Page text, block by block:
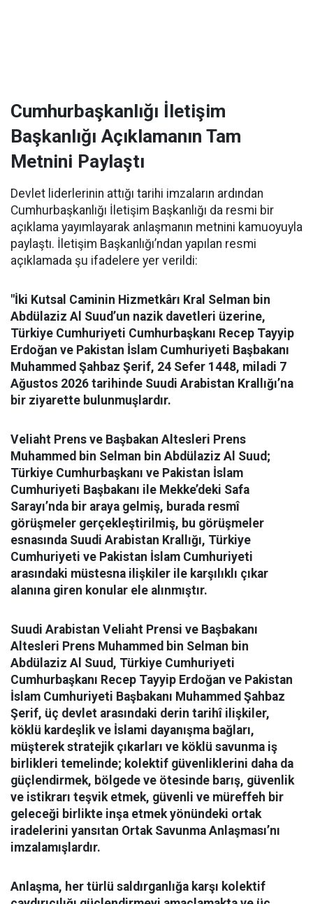
Cumhurbaşkanlığı İletişim
Başkanlığı Açıklamanın Tam
Metnini Paylaştı
Devlet liderlerinin attığı tarihi imzaların ardından
Cumhurbaşkanlığı İletişim Başkanlığı da resmi bir
açıklama yayımlayarak anlaşmanın metnini kamuoyuyla
paylaştı. İletişim Başkanlığı’ndan yapılan resmi
açıklamada şu ifadelere yer verildi:
"İki Kutsal Caminin Hizmetkârı Kral Selman bin
Abdülaziz Al Suud’un nazik davetleri üzerine,
Türkiye Cumhuriyeti Cumhurbaşkanı Recep Tayyip
Erdoğan ve Pakistan İslam Cumhuriyeti Başbakanı
Muhammed Şahbaz Şerif, 24 Sefer 1448, miladi 7
Ağustos 2026 tarihinde Suudi Arabistan Krallığı’na
bir ziyarette bulunmuşlardır.
Veliaht Prens ve Başbakan Altesleri Prens
Muhammed bin Selman bin Abdülaziz Al Suud;
Türkiye Cumhurbaşkanı ve Pakistan İslam
Cumhuriyeti Başbakanı ile Mekke’deki Safa
Sarayı’nda bir araya gelmiş, burada resmî
görüşmeler gerçekleştirilmiş, bu görüşmeler
esnasında Suudi Arabistan Krallığı, Türkiye
Cumhuriyeti ve Pakistan İslam Cumhuriyeti
arasındaki müstesna ilişkiler ile karşılıklı çıkar
alanına giren konular ele alınmıştır.
Suudi Arabistan Veliaht Prensi ve Başbakanı
Altesleri Prens Muhammed bin Selman bin
Abdülaziz Al Suud, Türkiye Cumhuriyeti
Cumhurbaşkanı Recep Tayyip Erdoğan ve Pakistan
İslam Cumhuriyeti Başbakanı Muhammed Şahbaz
Şerif, üç devlet arasındaki derin tarihî ilişkiler,
köklü kardeşlik ve İslami dayanışma bağları,
müşterek stratejik çıkarları ve köklü savunma iş
birlikleri temelinde; kolektif güvenliklerini daha da
güçlendirmek, bölgede ve ötesinde barış, güvenlik
ve istikrarı teşvik etmek, güvenli ve müreffeh bir
geleceği birlikte inşa etmek yönündeki ortak
iradelerini yansıtan Ortak Savunma Anlaşması’nı
imzalamışlardır.
Anlaşma, her türlü saldırganlığa karşı kolektif